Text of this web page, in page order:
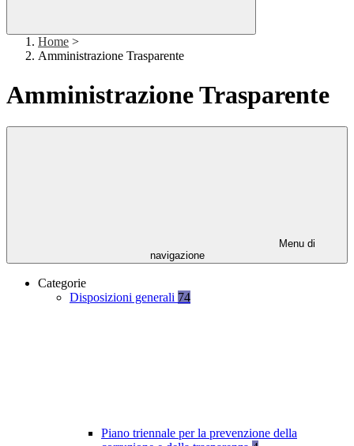
Home >
Amministrazione Trasparente
Amministrazione Trasparente
Menu di
navigazione
Categorie
Disposizioni generali 74
Piano triennale per la prevenzione della